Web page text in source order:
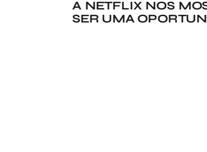
A NETFLIX NOS
SER UMA